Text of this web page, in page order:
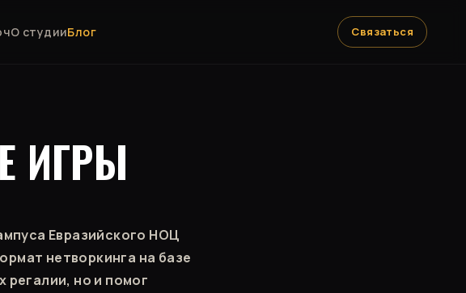
О студииБлог Связаться
ИГРЫ
Евразийского НОЦ
нетворкинга на базе
но и помог